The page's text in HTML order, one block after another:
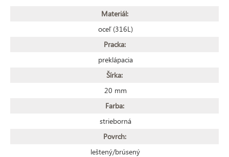
Materiál:
oceľ (316L)
Pracka:
preklápacia
Šírka:
20 mm
Farba:
strieborná
Povrch:
leštený/brúsený